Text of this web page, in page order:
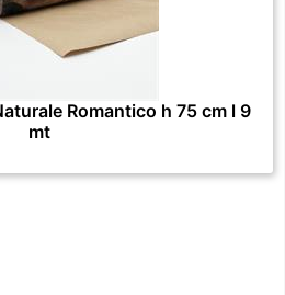
Romantico h 75 cm l 9
mt